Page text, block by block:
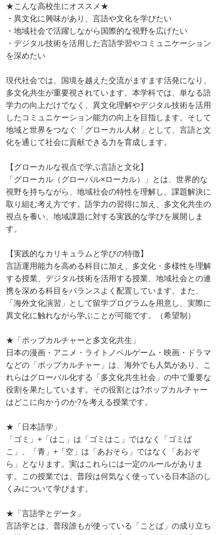
★こんな高校生にオススメ★
・異文化に興味があり、言語や文化を学びたい
・地域社会で活躍しながら国際的な視野を広げたい
・デジタル技術を活用した言語学習やコミュニケーション
を深めたい
現代社会では、国境を越えた交流がますます活発になり、
多文化共生が重要視されています。本学科では、単なる語
学力の向上だけでなく、異文化理解やデジタル技術を活用
したコミュニケーション能力の向上を目指します。そして
地域と世界をつなぐ「グローカル人材」として、言語と文
化を通じて社会に貢献できる力を育成します。
【グローカルな視点で学ぶ言語と文化】
「グローカル（グローバル×ローカル）」とは、世界的な
視野を持ちながら、地域社会の特性を理解し、課題解決に
取り組む考え方です。語学力の習得に加え、多文化共生の
視点を養い、地域課題に対する実践的な学びを展開しま
す。
【実践的なカリキュラムと学びの特徴】
言語運用能力を高める科目に加え、多文化・多様性を理解
する授業、デジタル技術を活用する授業、地域社会との連
携を深める科目をバランスよく配置しています。また、
「海外文化演習」として留学プログラムを用意し、実際に
異文化に触れながら学ぶことが可能です。（希望制）
★「ポップカルチャーと多文化共生」
日本の漫画・アニメ・ライトノベルゲーム・映画・ドラマ
などの「ポップカルチャー」は、海外でも人気があり、こ
れらはグローバル化する「多文化共生社会」の中で重要な
役割を果たしています。その役割とは?ポップカルチャー
はどこに向かうのか?を考える授業です。
★「日本語学」
「ゴミ」+「はこ」は「ゴミはこ」ではなく「ゴミば
こ」、「青」+「空」は「あおそら」ではなく「あおぞ
ら」となります。実はこれらには一定のルールがありま
す。この授業では、普段は何気なく使っている日本語のし
くみについて学びます。
★「言語学とデータ」
言語学とは、普段誰もが使っている「ことば」の成り立ち